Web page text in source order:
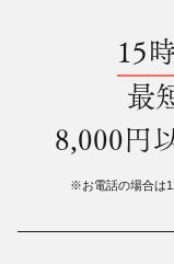
15
最
8,000円
※お電話の場合は